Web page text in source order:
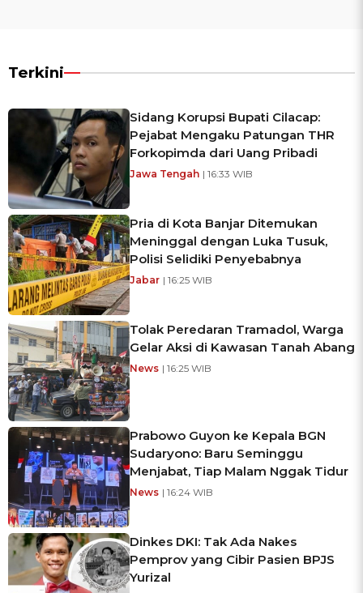
Terkini
Sidang Korupsi Bupati Cilacap:
Pejabat Mengaku Patungan THR
Forkopimda dari Uang Pribadi
Jawa Tengah | 16:33 WIB
Pria di Kota Banjar Ditemukan
Meninggal dengan Luka Tusuk,
Polisi Selidiki Penyebabnya
Jabar | 16:25 WIB
Tolak Peredaran Tramadol, Warga
Gelar Aksi di Kawasan Tanah Abang
News | 16:25 WIB
Prabowo Guyon ke Kepala BGN
Sudaryono: Baru Seminggu
Menjabat, Tiap Malam Nggak Tidur
News | 16:24 WIB
Dinkes DKI: Tak Ada Nakes
Pemprov yang Cibir Pasien BPJS
Yurizal